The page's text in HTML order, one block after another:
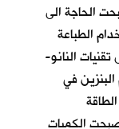
عام 2040 حين اصبحت الحاجة الى
الطباعة
النانو-
في
الكميات